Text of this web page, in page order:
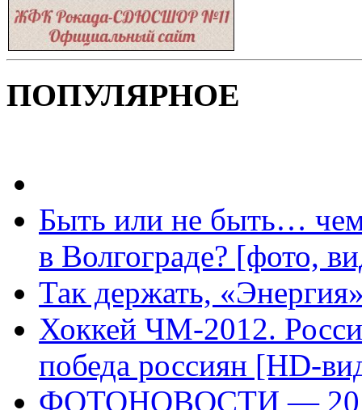
ПОПУЛЯРНОЕ
Быть или не быть…
в Волгограде? [фото,
Так держать,
Хоккей ЧМ-2012.
победа россиян [HD-
ФОТОНОВОСТИ —